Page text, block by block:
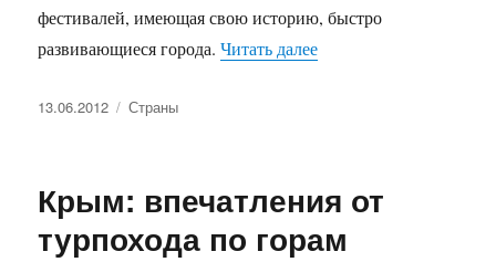
фестивалей, имеющая свою историю, быстро
развивающиеся города.Читать далее«Колумбия — краткая
Опубликовано
13.06.2012 Рубрики
Страны
Крым: впечатления от
турпохода по горам